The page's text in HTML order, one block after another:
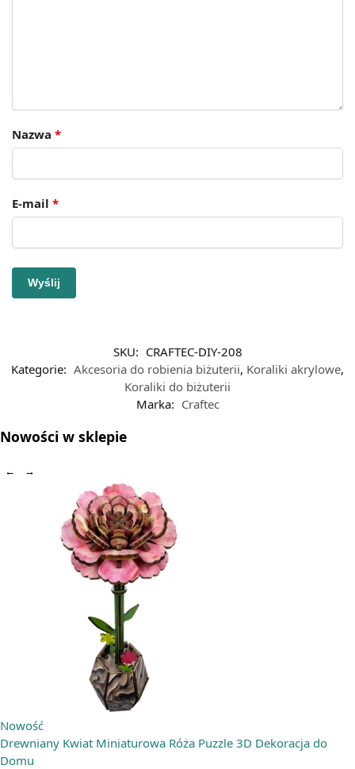
Nazwa *
E-mail *
SKU: CRAFTEC-DIY-208
Kategorie: Akcesoria do robienia biżuterii, Koraliki akrylowe,
Koraliki do biżuterii
Marka: Craftec
Nowości w sklepie
← →
Nowość
Drewniany Kwiat Miniaturowa Róża Puzzle 3D Dekoracja do
Domu